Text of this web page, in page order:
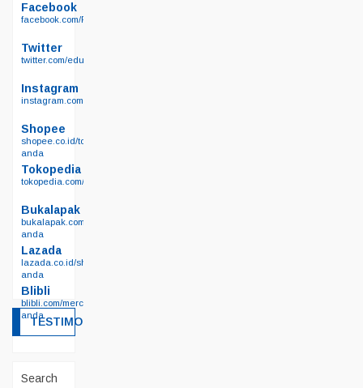
Facebook
facebook.com/Permainanedukasi.net
Twitter
twitter.com/edukasisby
Instagram
instagram.com/permainan_edukasi_surabaya/
Shopee
shopee.co.id/toko-
anda
Tokopedia
tokopedia.com/edutoyssurabaya
Bukalapak
bukalapak.com/lapak-
anda
Lazada
lazada.co.id/shop/toko-
anda
Blibli
blibli.com/merchant/toko-
anda
TESTIMONIAL
Search